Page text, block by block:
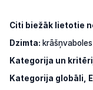
Citi biežāk lietotie
Dzimta:
Kategorija un
Kategorija globāli,